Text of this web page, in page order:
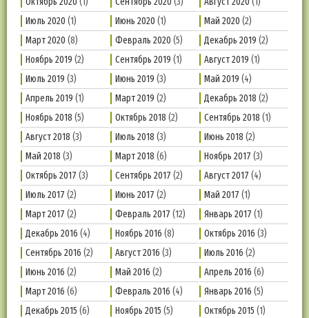
Июль 2020 (1) Июнь 2020 (1) Май 2020 (2)
Март 2020 (8) Февраль 2020 (5) Декабрь 2019 (2)
Ноябрь 2019 (2) Сентябрь 2019 (1) Август 2019 (1)
Июль 2019 (3) Июнь 2019 (3) Май 2019 (4)
Апрель 2019 (1) Март 2019 (2) Декабрь 2018 (2)
Ноябрь 2018 (5) Октябрь 2018 (2) Сентябрь 2018 (1)
Август 2018 (3) Июль 2018 (3) Июнь 2018 (2)
Май 2018 (3) Март 2018 (6) Ноябрь 2017 (3)
Октябрь 2017 (3) Сентябрь 2017 (2) Август 2017 (4)
Июль 2017 (2) Июнь 2017 (2) Май 2017 (1)
Март 2017 (2) Февраль 2017 (12) Январь 2017 (1)
Декабрь 2016 (4) Ноябрь 2016 (8) Октябрь 2016 (3)
Сентябрь 2016 (2) Август 2016 (3) Июль 2016 (2)
Июнь 2016 (2) Май 2016 (2) Апрель 2016 (6)
Март 2016 (6) Февраль 2016 (4) Январь 2016 (5)
Декабрь 2015 (6) Ноябрь 2015 (5) Октябрь 2015 (1)